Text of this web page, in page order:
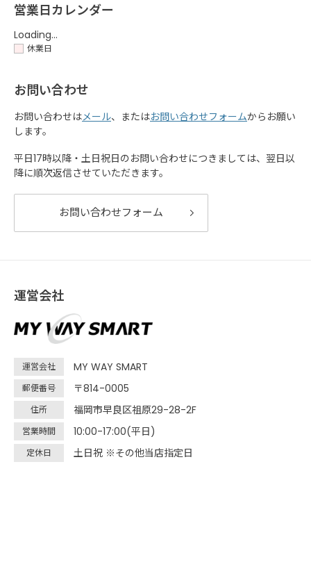
営業日カレンダー
Loading...
休業日
お問い合わせ
お問い合わせはメール、またはお問い合わせフォームからお願い
します。
平日17時以降・土日祝日のお問い合わせにつきましては、翌日以
降に順次返信させていただきます。
お問い合わせフォーム
運営会社
運営会社 MY WAY SMART
郵便番号 〒814-0005
住所 福岡市早良区祖原29-28-2F
営業時間 10:00-17:00(平日)
定休日 土日祝 ※その他当店指定日